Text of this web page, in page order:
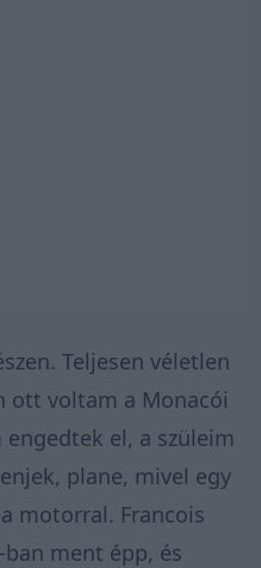
Teljesen véletlen
ott voltam a Monacói
el, a szüleim
plane, mivel egy
motorral. Francois
ment épp, és